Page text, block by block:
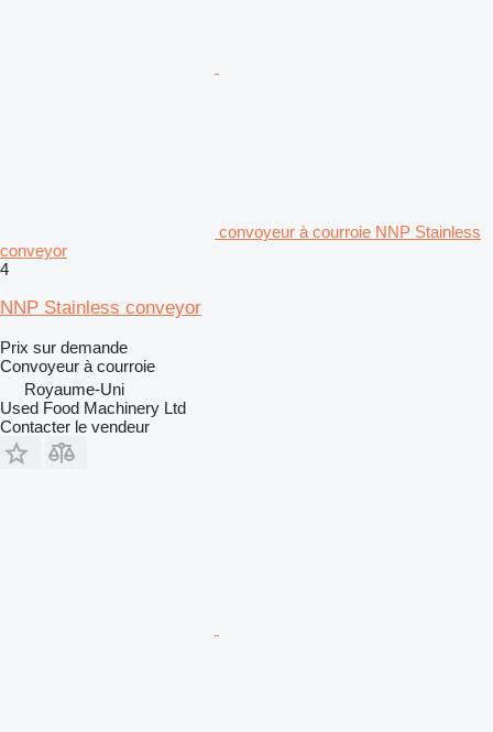
convoyeur à courroie NNP Stainless
conveyor
4
NNP Stainless conveyor
Prix sur demande
Convoyeur à courroie
Royaume-Uni
Used Food Machinery Ltd
Contacter le vendeur